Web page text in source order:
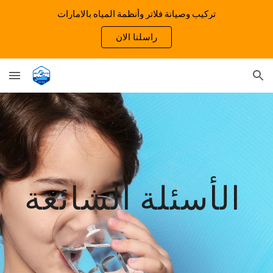
Skip to main content Skip to navigation
تركيب وصيانة فلاتر وأنظمة المياه بالامارات
راسلنا الان